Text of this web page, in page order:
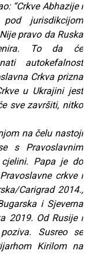
“Crkve Abhazije i
jurisdikcijom
pravo da Ruska
To da će
autokefalnost
Crkva prizna
u Ukrajini jest
sve završiti, nitko
na čelu nastoji
s Pravoslavnim
Papa je do
crkve i
Carigrad 2014.,
i Sjeverna
2019. Od Rusije i
Susreo se
Kirilom na